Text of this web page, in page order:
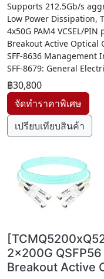
Supports 212.5Gb/s
Low Power Dissipation,
4x50G PAM4 VCSEL/
Breakout Active Optical
SFF-8636 Management
SFF-8679: General
฿30,800
เปรียบเทียบสินค้า
2x200G
Breakout Active